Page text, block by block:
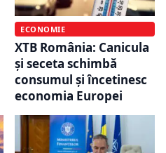
ECONOMIE
XTB România: Canicula
și seceta schimbă
consumul și încetinesc
economia Europei